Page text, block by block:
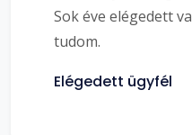
Sok éve elégedett
tudom.
Elégedett ügyfél